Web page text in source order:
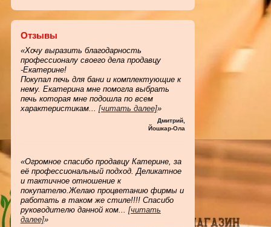
Отзывы
«Хочу выразить благодарность
профессионалу своего дела продавцу
-Екатерине!
Покупал печь для бани и комплектующие к
нему. Екатерина мне помогла выбрать
печь которая мне подошла по всем
характеристикам... [читать далее]»
Дмитрий,
Йошкар-Ола
«Огромное спасибо продавцу Катерине, за
её профессиональный подход. Деликатное
и тактичное отношение к
покупателю.Желаю процветанию фирмы и
работать в таком же стиле!!!! Спасибо
руководителю данной ком... [читать
далее]»